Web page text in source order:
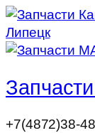
+7(4872)38-